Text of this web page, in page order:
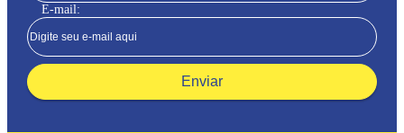
E-mail:
Enviar